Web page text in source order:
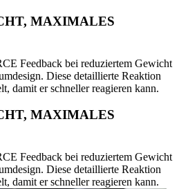
MAXIMALES
Feedback bei reduziertem Gewicht
Diese detaillierte Reaktion
damit er schneller reagieren kann.
MAXIMALES
Feedback bei reduziertem Gewicht
Diese detaillierte Reaktion
damit er schneller reagieren kann.